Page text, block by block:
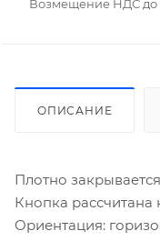
Возмещение НДС до
ОПИСАНИЕ
Плотно
Кнопка
Ориентация: